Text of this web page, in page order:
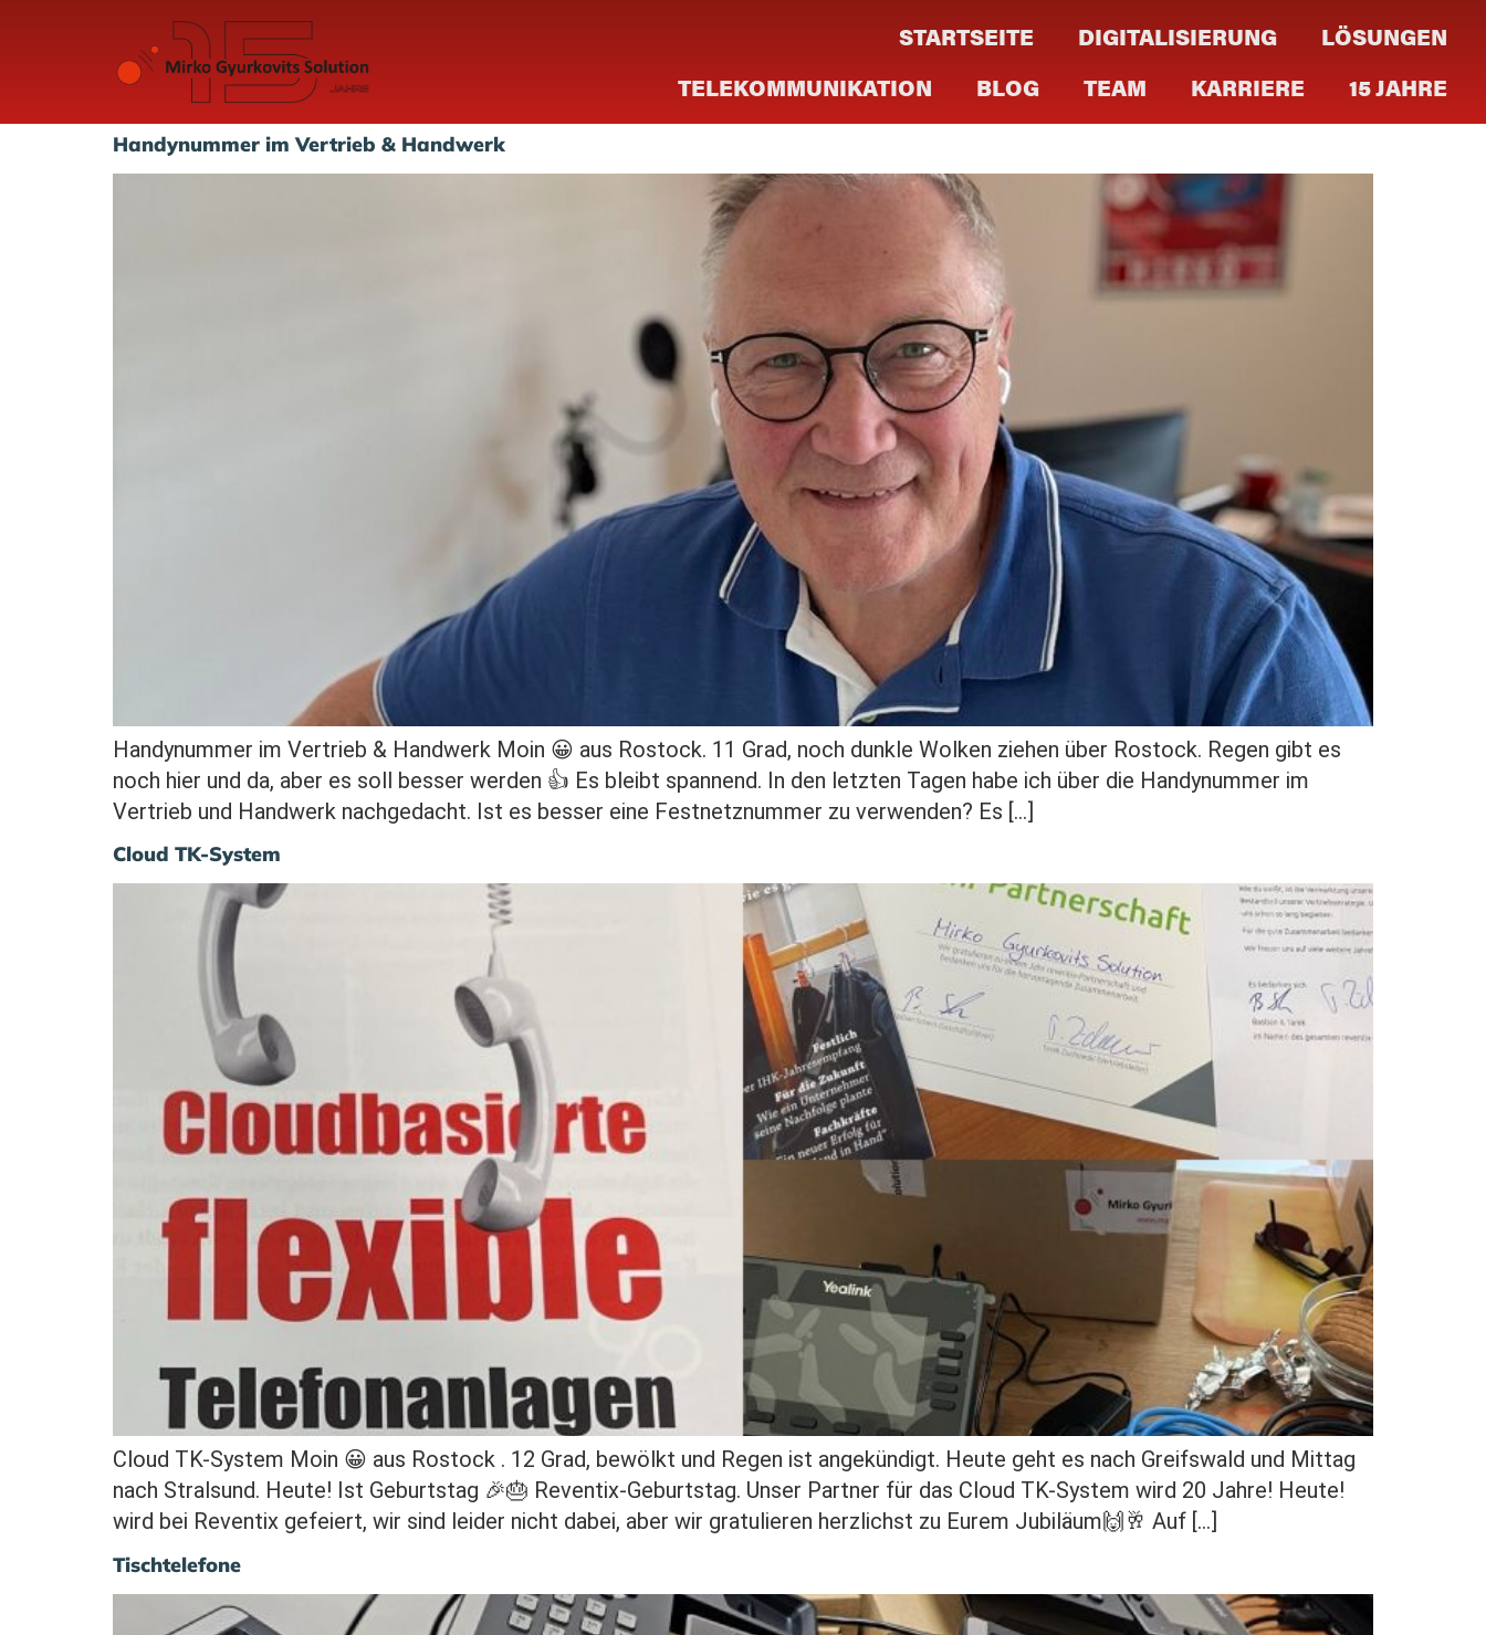
STARTSEITE DIGITALISIERUNG
LÖSUNGEN
TELEKOMMUNIKATION
BLOG TEAM KARRIERE 15 JAHRE
Handynummer im Vertrieb & Handwerk
Handynummer im Vertrieb & Handwerk Moin 😀 aus Rostock. 11 Grad, noch dunkle Wolken ziehen über Rostock. Regen gibt es
noch hier und da, aber es soll besser werden 👍 Es bleibt spannend. In den letzten Tagen habe ich über die Handynummer im
Vertrieb und Handwerk nachgedacht. Ist es besser eine Festnetznummer zu verwenden? Es […]
Cloud TK-System
Cloud TK-System Moin 😀 aus Rostock . 12 Grad, bewölkt und Regen ist angekündigt. Heute geht es nach Greifswald und Mittag
nach Stralsund. Heute! Ist Geburtstag 🎉🎂 Reventix-Geburtstag. Unser Partner für das Cloud TK-System wird 20 Jahre! Heute!
wird bei Reventix gefeiert, wir sind leider nicht dabei, aber wir gratulieren herzlichst zu Eurem Jubiläum🙌🥂 Auf […]
Tischtelefone